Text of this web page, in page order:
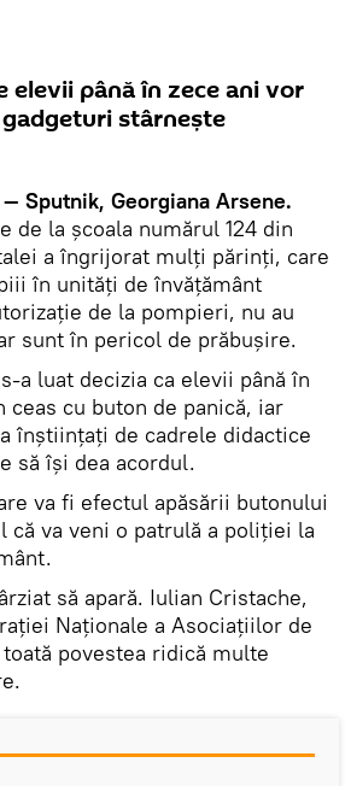
elevii până în zece ani vor
stârneşte
— Sputnik, Georgiana Arsene.
de la şcoala numărul 124 din
a îngrijorat mulţi părinţi, care
în unităţi de învăţământ
de la pompieri, nu au
sunt în pericol de prăbuşire.
a luat decizia ca elevii până în
ceas cu buton de panică, iar
înştiinţaţi de cadrele didactice
să îşi dea acordul.
va fi efectul apăsării butonului
că va veni o patrulă a poliţiei la
să apară. Iulian Cristache,
Naţionale a Asociaţiilor de
povestea ridică multe